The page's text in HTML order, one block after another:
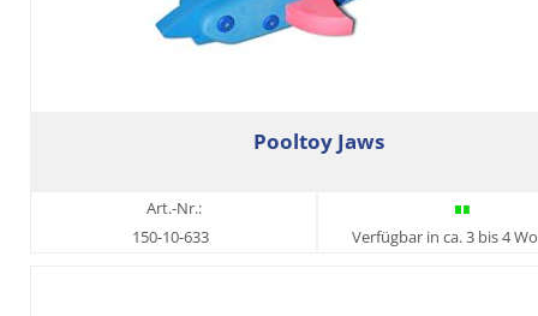
Pooltoy Jaws
Art.-Nr.:
150-10-633
Verfügbar in ca. 3 bis 4